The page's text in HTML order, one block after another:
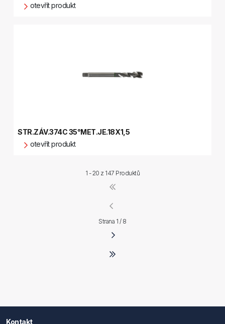
otevřít produkt
STR.ZÁV.374C 35°MET.JE.18X1,5
otevřít produkt
1 - 20 z 147 Produktů
Strana 1 / 8
Kontakt